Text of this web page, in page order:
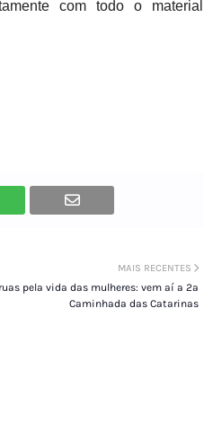
com todo o material
MAIS RECENTES
pela vida das mulheres: vem aí a 2ª
Caminhada das Catarinas